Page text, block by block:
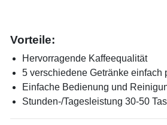
Vorteile:
Hervorragende Kaffeequalität
5 verschiedene Getränke einfach
Einfache Bedienung und
Stunden-/Tagesleistung 30-50